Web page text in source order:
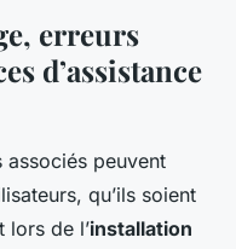
erreurs
d’assistance
associés peuvent
qu’ils soient
lors de l’installation